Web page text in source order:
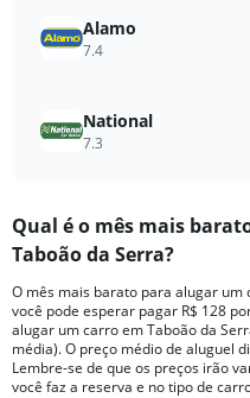
Alamo
7.4
National
7.3
Qual ​é o mês mais
Taboão da Serra?
O mês mais barato para alugar um
você pode esperar pagar R$ 128
alugar um carro em Taboão da
média). O preço médio de aluguel
Lembre-se de que os preços irão
você faz a reserva e no tipo de